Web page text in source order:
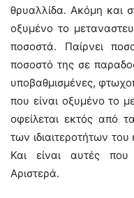
θρυαλλίδα. Ακόμη και
οξυμένο το
ποσοστά. Παίρνει
ποσοστό της σε
υποβαθμισμένες,
που είναι οξυμένο το
οφείλεται εκτός από
των ιδιαιτεροτήτων
Και είναι αυτές
Αριστερά.